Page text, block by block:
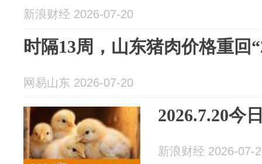
新浪财经 2026-07-20
时隔13周，山东猪肉价格重回
网易山东 2026-07-20
2026.7.20今
新浪财经 2026-07-